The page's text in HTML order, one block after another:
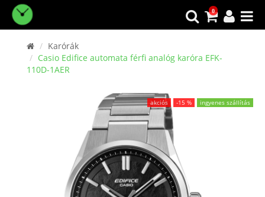
0
Karórák
Casio Edifice automata férfi analóg karóra EFK-
110D-1AER
akciós -15 % ingyenes szállítás